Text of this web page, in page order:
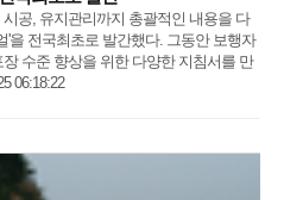
공, 유지관리까지 총괄적인 내용을 다
'을 전국최초로 발간했다. 그동안 보행자
수준 향상을 위한 다양한 지침서를 만
06:18:22